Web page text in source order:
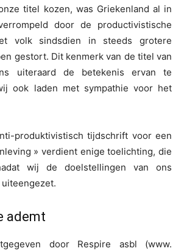
titel kozen, was Griekenland al in
door de productivistische
volk sindsdien in steeds grotere
gestort. Dit kenmerk van de titel van
uiteraard de betekenis ervan te
ook laden met sympathie voor het
produktivistisch tijdschrift voor een
» verdient enige toelichting, die
wij de doelstellingen van ons
ademt
door Respire asbl (www.